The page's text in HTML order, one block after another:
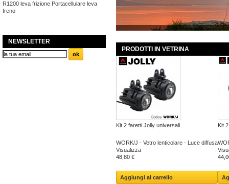
R1200 leva frizione Portacellulare leva
freno
NEWSLETTER
PRODOTTI IN VETRINA
Kit 2 faretti Jolly universali
WORK/J - Vetro lenticolare - Luce diffusa
Visualizza
48,80 €
Aggiungi al carrello
Kit